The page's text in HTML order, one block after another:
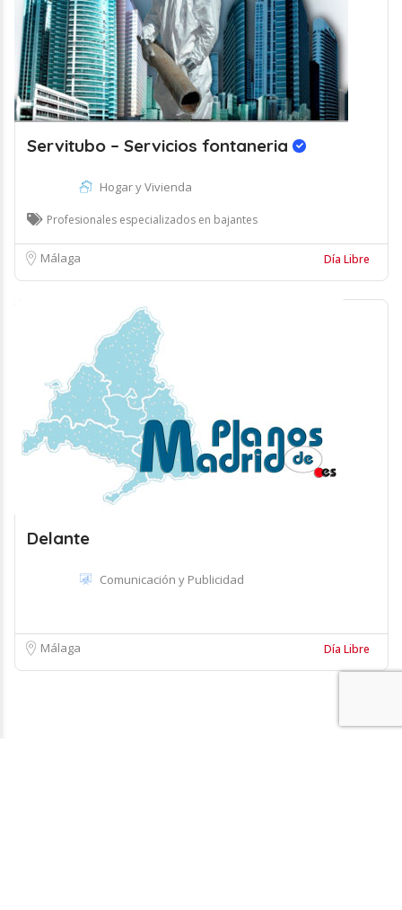
Servitubo – Servicios fontaneria
Hogar y Vivienda
Profesionales especializados en bajantes
Málaga Día Libre
Delante
Comunicación y Publicidad
Málaga Día Libre